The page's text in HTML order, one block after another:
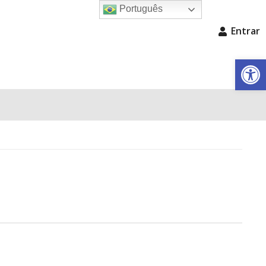
Barra de
Entrar
Português